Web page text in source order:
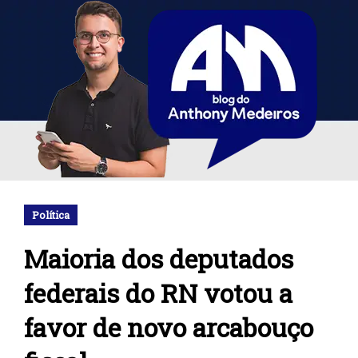
Política
Maioria dos deputados
federais do RN votou a
favor de novo arcabouço